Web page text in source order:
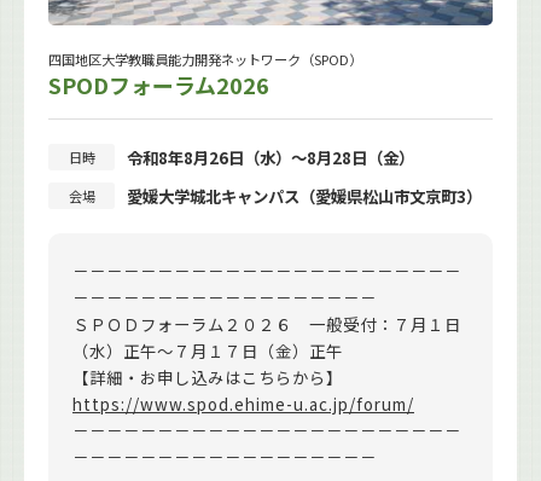
四国地区大学教職員能力開発ネットワーク（SPOD）
SPODフォーラム2026
日時 令和8年8月26日（水）～8月28日（金）
会場 愛媛大学城北キャンパス（愛媛県松山市文京町3）
－－－－－－－－－－－－－－－－－－－－－－－
－－－－－－－－－－－－－－－－－－
ＳＰＯＤフォーラム２０２６ 一般受付：７月１日
（水）正午～７月１７日（金）正午
【詳細・お申し込みはこちらから】
https://www.spod.ehime-u.ac.jp/forum/
－－－－－－－－－－－－－－－－－－－－－－－
－－－－－－－－－－－－－－－－－－